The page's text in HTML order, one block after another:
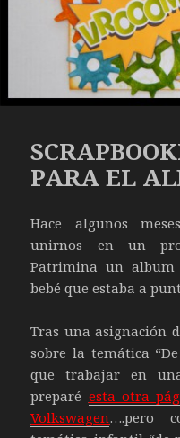
PARA EL
Hace algunos
unirnos en un
Patrimina un album
bebé que estaba a
Tras una asignación
sobre la temática
que trabajar en
preparé esta otra
Volkswagen….pero